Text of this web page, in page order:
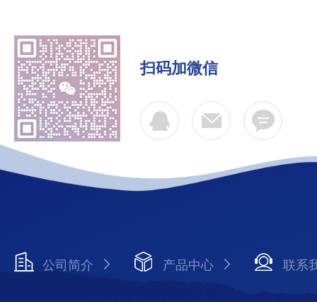
扫码加微信
公司简介 产品中心 联系